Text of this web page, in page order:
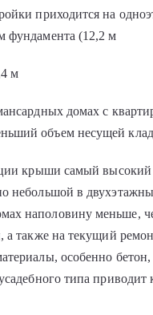
приходится на
фундамента (12,2 м
м
домах с
объем несу­щей
крыши самый
небольшой в
наполовину меньше,
а также на текущий
особен­но бетон,
ти­па